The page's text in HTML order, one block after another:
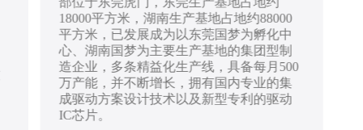
18000平方米，湖南生产基地占地约88000
平方米，已发展成为以东莞国梦为孵化中
心、湖南国梦为主要生产基地的集团型制
造企业，多条精益化生产线，具备每月500
万产能，并不断增长，拥有国内专业的集
成驱动方案设计技术以及新型专利的驱动
IC芯片。